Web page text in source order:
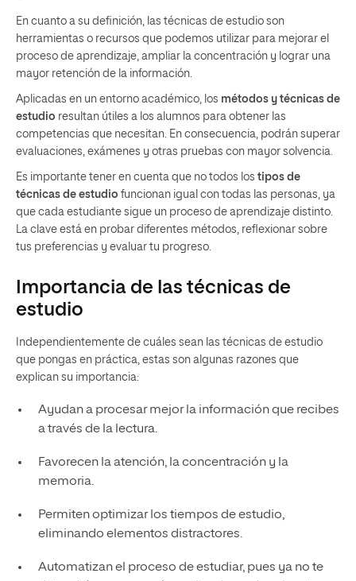
En cuanto a su definición, las técnicas de estudio son
herramientas o recursos que podemos utilizar para mejorar el
proceso de aprendizaje, ampliar la concentración y lograr una
mayor retención de la información.
Aplicadas en un entorno académico, los métodos y técnicas de
estudio resultan útiles a los alumnos para obtener las
competencias que necesitan. En consecuencia, podrán superar
evaluaciones, exámenes y otras pruebas con mayor solvencia.
Es importante tener en cuenta que no todos los tipos de
técnicas de estudio funcionan igual con todas las personas, ya
que cada estudiante sigue un proceso de aprendizaje distinto.
La clave está en probar diferentes métodos, reflexionar sobre
tus preferencias y evaluar tu progreso.
Importancia de las técnicas de
estudio
Independientemente de cuáles sean las técnicas de estudio
que pongas en práctica, estas son algunas razones que
explican su importancia:
Ayudan a procesar mejor la información que recibes
a través de la lectura.
Favorecen la atención, la concentración y la
memoria.
Permiten optimizar los tiempos de estudio,
eliminando elementos distractores.
Automatizan el proceso de estudiar, pues ya no te